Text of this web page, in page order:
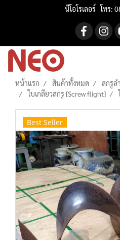
นีโอโรเลอร์ โทร:
หน้าแรก สินค้าทั้งหมด
สกรูล
ใบเกลียวสกรู [Screw flight]
Best Seller